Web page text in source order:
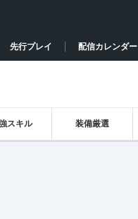
先行プレイ 配信カレンダー
スキル 装備厳選